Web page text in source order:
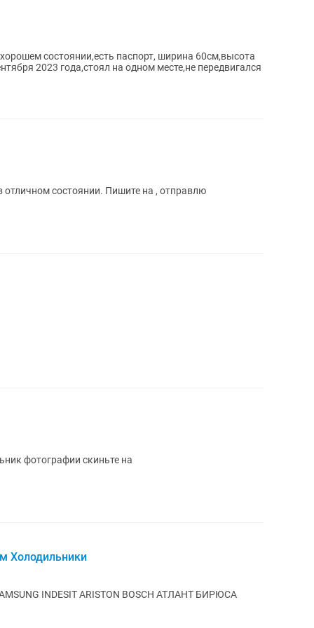
состоянии,есть паспорт, ширина 60см,высота
2023 года,стоял на одном месте,не передвигался
состоянии. Пишите на , отправлю
техники Холодильник фотографии скиньте на
Холодильники
Принимаем холодильники Марки LG SAMSUNG INDESIT ARISTON BOSCH АТЛАНТ БИРЮСА